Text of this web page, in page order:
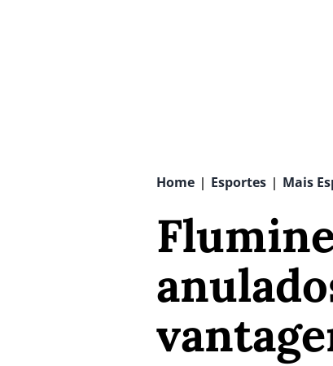
Home | Esportes | Mais